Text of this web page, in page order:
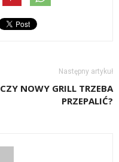
Następny artykuł
CZY NOWY GRILL TRZEBA
PRZEPALIĆ?